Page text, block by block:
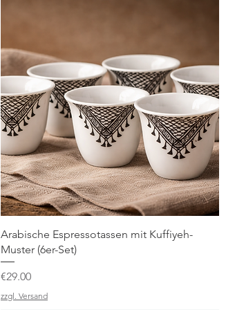
Quick View
Arabische Espressotassen mit Kuffiyeh-
Muster (6er-Set)
Price
€29.00
zzgl. Versand